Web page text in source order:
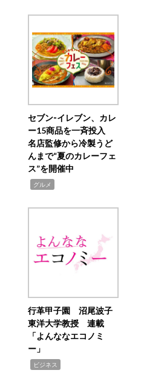
セブン‐イレブン、カレ
ー15商品を一斉投入
名店監修から冷製うど
んまで“夏のカレーフェ
ス”を開催中
グルメ
行革甲子園 沼尾波子
東洋大学教授 連載
「よんななエコノミ
ー」
ビジネス